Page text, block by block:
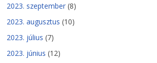
2023. szeptember (8)
2023. augusztus (10)
2023. július (7)
2023. június (12)